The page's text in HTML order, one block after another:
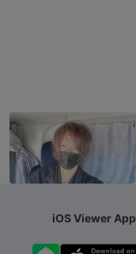
iOS Viewer App